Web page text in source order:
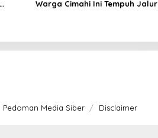
Warga Cimahi Ini Tempuh Jalur
Pedoman Media Siber Disclaimer